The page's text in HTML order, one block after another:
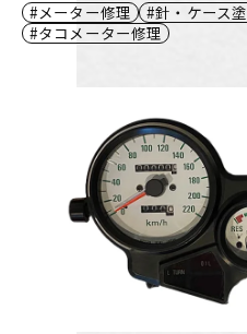
メーター修理 針・ケース
タコメーター修理